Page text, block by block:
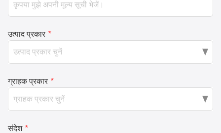
उत्पाद प्रकार *
ग्राहक प्रकार *
संदेश *